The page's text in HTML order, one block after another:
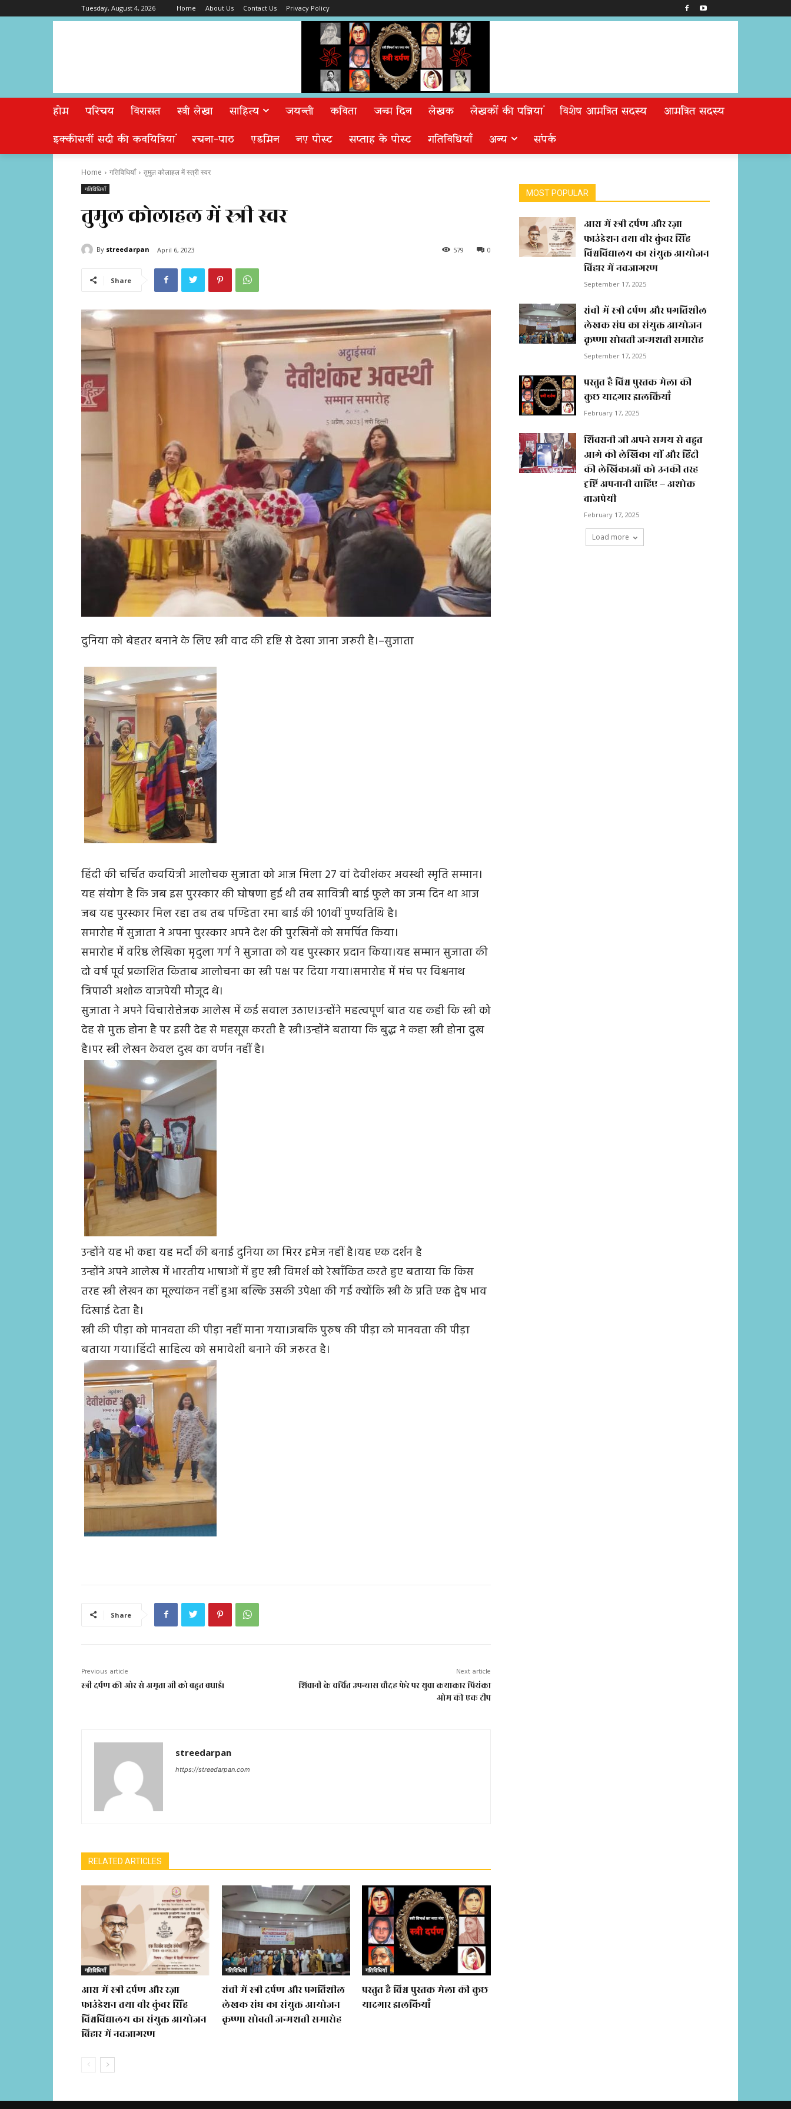
Tuesday, August 4, 2026 Home About Us Contact Us Privacy Policy
होम परिचय विरासत स्त्री लेखा साहित्य जयन्ती कविता जन्म दिन लेखक लेखकों की पत्नियां विशेष आमंत्रित सदस्य
आमंत्रित सदस्य
इक्कीसवीं सदी की कवयित्रियां
रचना-पाठ एडमिन नए पोस्ट सप्ताह के पोस्ट गतिविधियाँ अन्य संपर्क
Home गतिविधियाँ तुमुल कोलाहल में स्त्री स्वर
गतिविधियाँ
तुमुल कोलाहल में स्त्री स्वर
By streedarpan April 6, 2023 0
579
Share
दुनिया को बेहतर बनाने के लिए स्त्री वाद की दृष्टि से देखा जाना जरूरी है।–सुजाता
हिंदी की चर्चित कवयित्री आलोचक सुजाता को आज मिला 27 वां देवीशंकर अवस्थी स्मृति सम्मान।
यह संयोग है कि जब इस पुरस्कार की घोषणा हुई थी तब सावित्री बाई फुले का जन्म दिन था आज
जब यह पुरस्कार मिल रहा तब तब पण्डिता रमा बाई की 101वीं पुण्यतिथि है।
समारोह में सुजाता ने अपना पुरस्कार अपने देश की पुरखिनों को समर्पित किया।
समारोह में वरिष्ठ लेखिका मृदुला गर्ग ने सुजाता को यह पुरस्कार प्रदान किया।यह सम्मान सुजाता की
दो वर्ष पूर्व प्रकाशित किताब आलोचना का स्त्री पक्ष पर दिया गया।समारोह में मंच पर विश्वनाथ
त्रिपाठी अशोक वाजपेयी मौजूद थे।
सुजाता ने अपने विचारोत्तेजक आलेख में कई सवाल उठाए।उन्होंने महत्वपूर्ण बात यह कही कि स्त्री को
देह से मुक्त होना है पर इसी देह से महसूस करती है स्त्री।उन्होंने बताया कि बुद्ध ने कहा स्त्री होना दुख
है।पर स्त्री लेखन केवल दुख का वर्णन नहीं है।
उन्होंने यह भी कहा यह मर्दों की बनाई दुनिया का मिरर इमेज नहीं है।यह एक दर्शन है
उन्होंने अपने आलेख में भारतीय भाषाओं में हुए स्त्री विमर्श को रेखाँकित करते हुए बताया कि किस
तरह स्त्री लेखन का मूल्यांकन नहीं हुआ बल्कि उसकी उपेक्षा की गई क्योंकि स्त्री के प्रति एक द्वेष भाव
दिखाई देता है।
स्त्री की पीड़ा को मानवता की पीड़ा नहीं माना गया।जबकि पुरुष की पीड़ा को मानवता की पीड़ा
बताया गया।हिंदी साहित्य को समावेशी बनाने की जरूरत है।
Share
Previous article
स्त्री दर्पण की ओर से अमृता जी को बहुत बधाई।
Next article
शिवानी के चर्चित उपन्यास चौदह फेरे पर युवा कथाकार प्रियंका
ओम की एक टीप
streedarpan
https://streedarpan.com
RELATED ARTICLES
गतिविधियाँ
आरा में स्त्री दर्पण और रज़ा
फाउंडेशन तथा वीर कुंवर सिंह
विश्वविद्यालय का संयुक्त आयोजन
बिहार में नवजागरण
गतिविधियाँ
रांची में स्त्री दर्पण और प्रगतिशील
लेखक संघ का संयुक्त आयोजन
कृष्णा सोबती जन्मशती समारोह
गतिविधियाँ
प्रस्तुत है विश्व पुस्तक मेला की कुछ
यादगार झलकियाॅं
MOST POPULAR
आरा में स्त्री दर्पण और रज़ा
फाउंडेशन तथा वीर कुंवर सिंह
विश्वविद्यालय का संयुक्त आयोजन
बिहार में नवजागरण
September 17, 2025
रांची में स्त्री दर्पण और प्रगतिशील
लेखक संघ का संयुक्त आयोजन
कृष्णा सोबती जन्मशती समारोह
September 17, 2025
प्रस्तुत है विश्व पुस्तक मेला की
कुछ यादगार झलकियाॅं
February 17, 2025
शिवरानी जी अपने समय से बहुत
आगे की लेखिका थीं और हिंदी
की लेखिकाओं को उनकी तरह
दृष्टि अपनानी चाहिए – अशोक
वाजपेयी
February 17, 2025
Load more